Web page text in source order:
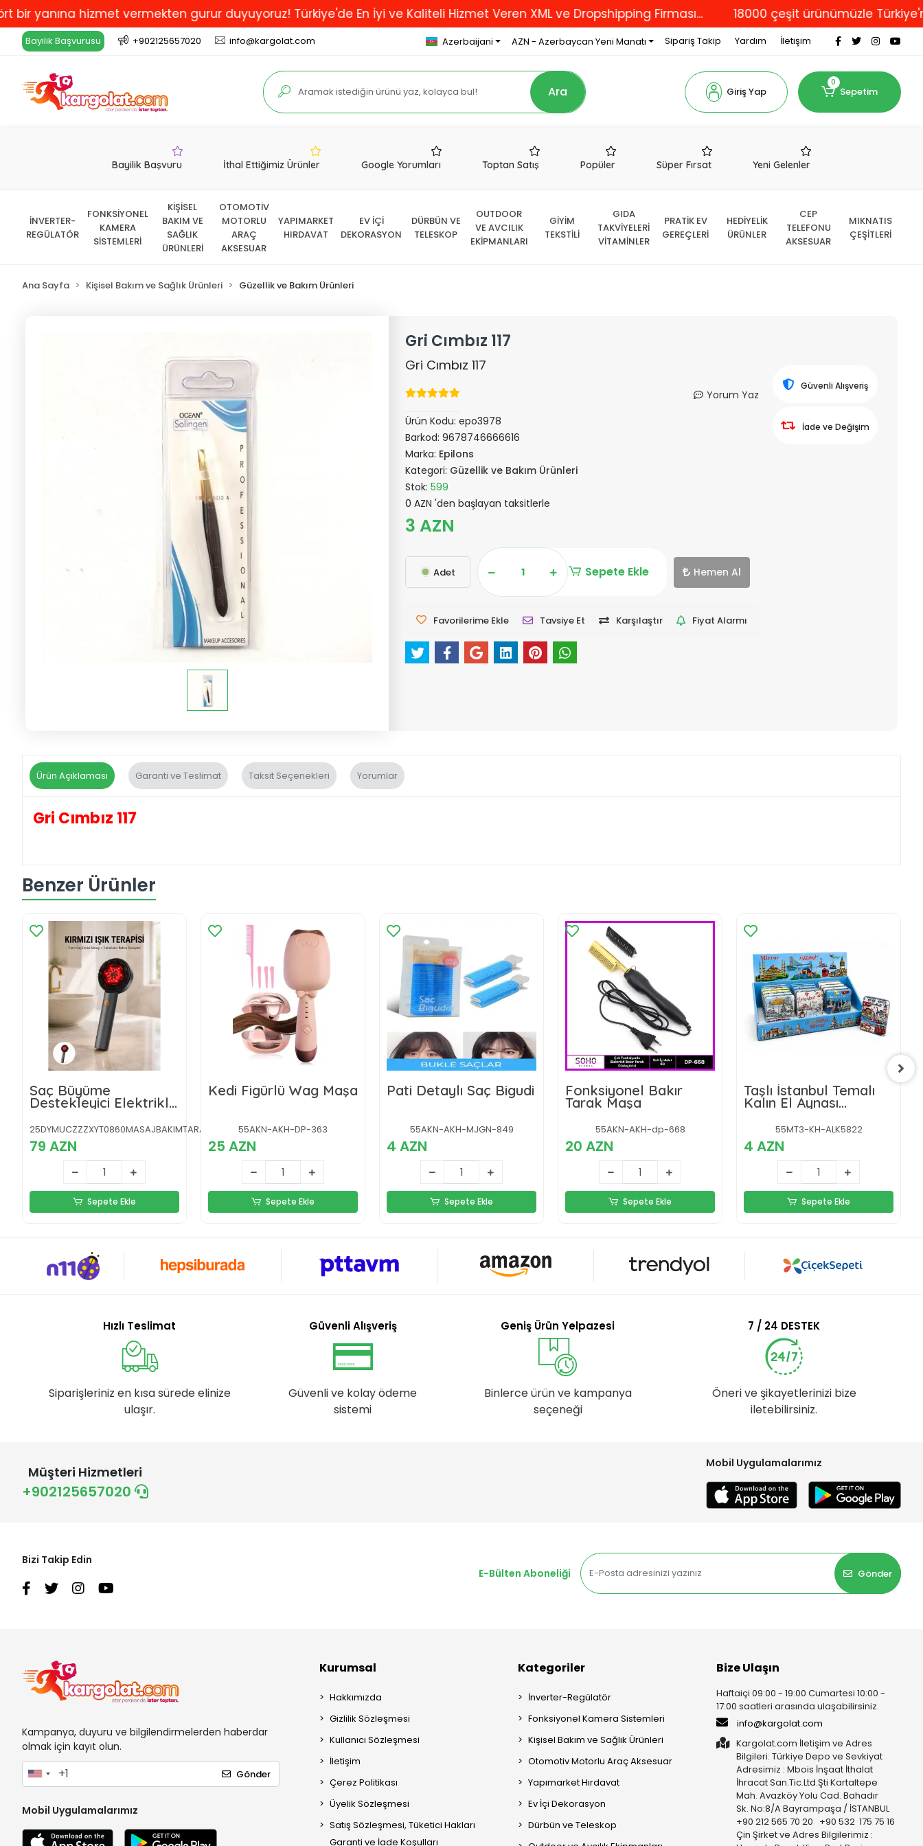
hizmet vermekten gurur duyuyoruz! Türkiye'de En İyi ve Kaliteli Hizmet Veren XML ve Dropshipping Firması... 18000 çeşit ürünümüzle Türkiye'nin
Bayilik Başvurusu +902125657020 info@kargolat.com Azerbaijani AZN - Azerbaycan Yeni Manatı Sipariş Takip Yardım İletişim
Ara Giriş Yap
0
Sepetim
Bayilik Başvuru İthal Ettiğimiz Ürünler Google Yorumları Toptan Satış Popüler Süper Fırsat Yeni Gelenler
İNVERTER-
REGÜLATÖR
FONKSİYONEL
KAMERA
SİSTEMLERİ
KİŞİSEL
BAKIM VE
SAĞLIK
ÜRÜNLERİ
OTOMOTİV
MOTORLU
ARAÇ
AKSESUAR
YAPIMARKET
HIRDAVAT
EV İÇİ
DEKORASYON
DÜRBÜN VE
TELESKOP
OUTDOOR
VE AVCILIK
EKİPMANLARI
GİYİM
TEKSTİLİ
GIDA
TAKVİYELERİ
VİTAMİNLER
PRATİK EV
GEREÇLERİ
HEDİYELİK
ÜRÜNLER
CEP
TELEFONU
AKSESUAR
MIKNATIS
ÇEŞİTLERİ
Ana Sayfa Kişisel Bakım ve Sağlık Ürünleri Güzellik ve Bakım Ürünleri
Gri Cımbız 117
Gri Cımbız 117
Yorum Yaz
Ürün Kodu:epo3978
Barkod:9678746666616
Marka: Epilons
Kategori: Güzellik ve Bakım Ürünleri
Stok:599
0 AZN 'den başlayan taksitlerle
3 AZN
Adet Sepete Ekle Hemen Al
Favorilerime Ekle Tavsiye Et Karşılaştır Fiyat Alarmı
Güvenli Alışveriş
İade ve Değişim
Ürün Açıklaması Garanti ve Teslimat Taksit Seçenekleri Yorumlar
Gri Cımbız 117
Benzer Ürünler
Saç Büyüme
Destekleyici Elektrikli
Masaj Tarak Yağ
Aplikatörlü Yeni Nesil
25DYMUCZZZXYT0860MASAJBAKIMTARAĞIGRİ-6
79 AZN
Sepete Ekle
Kedi Figürlü Wag Maşa
55AKN-AKH-DP-363
25 AZN
Sepete Ekle
Pati Detaylı Saç Bigudi
55AKN-AKH-MJGN-849
4 AZN
Sepete Ekle
Fonksiyonel Bakır
Tarak Maşa
55AKN-AKH-dp-668
20 AZN
Sepete Ekle
Taşlı İstanbul Temalı
Kalın El Aynası
55MT3-KH-ALK5822
4 AZN
Sepete Ekle
Hızlı Teslimat
Siparişleriniz en kısa sürede elinize
ulaşır.
Güvenli Alışveriş
Güvenli ve kolay ödeme
sistemi
Geniş Ürün Yelpazesi
Binlerce ürün ve kampanya
seçeneği
7 / 24 DESTEK
Öneri ve şikayetlerinizi bize
iletebilirsiniz.
Müşteri Hizmetleri
+902125657020
Mobil Uygulamalarımız
Bizi Takip Edin
E-Bülten Aboneliği
Gönder
Kampanya, duyuru ve bilgilendirmelerden haberdar
olmak için kayıt olun.
Gönder
Mobil Uygulamalarımız
Kurumsal
Hakkımızda
Gizlilik Sözleşmesi
Kullanıcı Sözleşmesi
İletişim
Çerez Politikası
Üyelik Sözleşmesi
Satış Sözleşmesi, Tüketici Hakları
Garanti ve İade Koşulları
Kategoriler
İnverter-Regülatör
Fonksiyonel Kamera Sistemleri
Kişisel Bakım ve Sağlık Ürünleri
Otomotiv Motorlu Araç Aksesuar
Yapımarket Hırdavat
Ev İçi Dekorasyon
Dürbün ve Teleskop
Bize Ulaşın
Haftaiçi 09:00 - 19:00 Cumartesi 10:00 -
17:00 saatleri arasında ulaşabilirsiniz.
info@kargolat.com
Kargolat.com İletişim ve Adres
Bilgileri: Türkiye Depo ve Sevkiyat
Adresimiz : Mbois İnşaat İthalat
İhracat San.Tic.Ltd.Şti Kartaltepe
Mah. Avazköy Yolu Cad. Bahadır
Sk. No:8/A Bayrampaşa / İSTANBUL
+90 212 565 70 20 +90 532 175 75 16
Çin Şirket ve Adres Bilgilerimiz :